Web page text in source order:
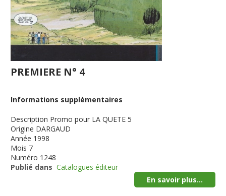
PREMIERE N° 4
Informations supplémentaires
Description Promo pour LA QUETE 5
Origine DARGAUD
Année 1998
Mois 7
Numéro 1248
Publié dans Catalogues éditeur
En savoir plus...